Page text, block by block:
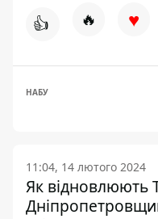
👍 🔥 ♥
НАБУ
11:04, 14 лютого 2024
Як відновлюють